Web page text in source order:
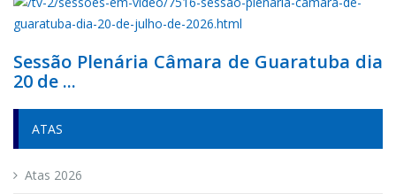
Sessão Plenária Câmara de Guaratuba dia
20 de ...
ATAS
Atas 2026